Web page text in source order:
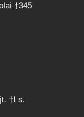
†345
†I s.